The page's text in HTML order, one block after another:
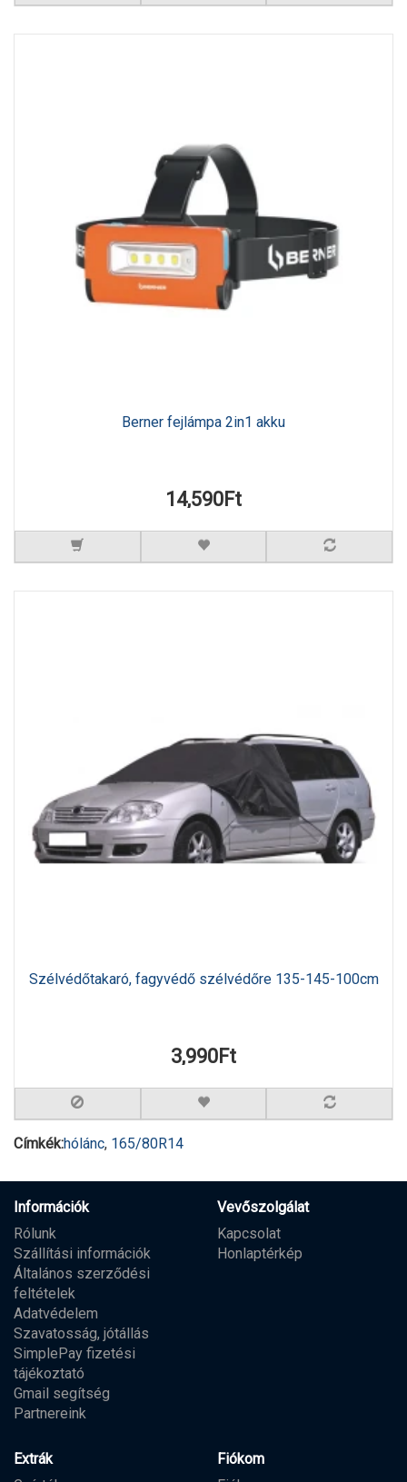
Berner fejlámpa 2in1 akku
14,590Ft
Szélvédőtakaró, fagyvédő szélvédőre 135-145-100cm
3,990Ft
Címkék:hólánc, 165/80R14
Információk
Rólunk
Szállítási információk
Általános szerződési
feltételek
Adatvédelem
Szavatosság, jótállás
SimplePay fizetési
tájékoztató
Gmail segítség
Partnereink
Vevőszolgálat
Kapcsolat
Honlaptérkép
Extrák
Fiókom